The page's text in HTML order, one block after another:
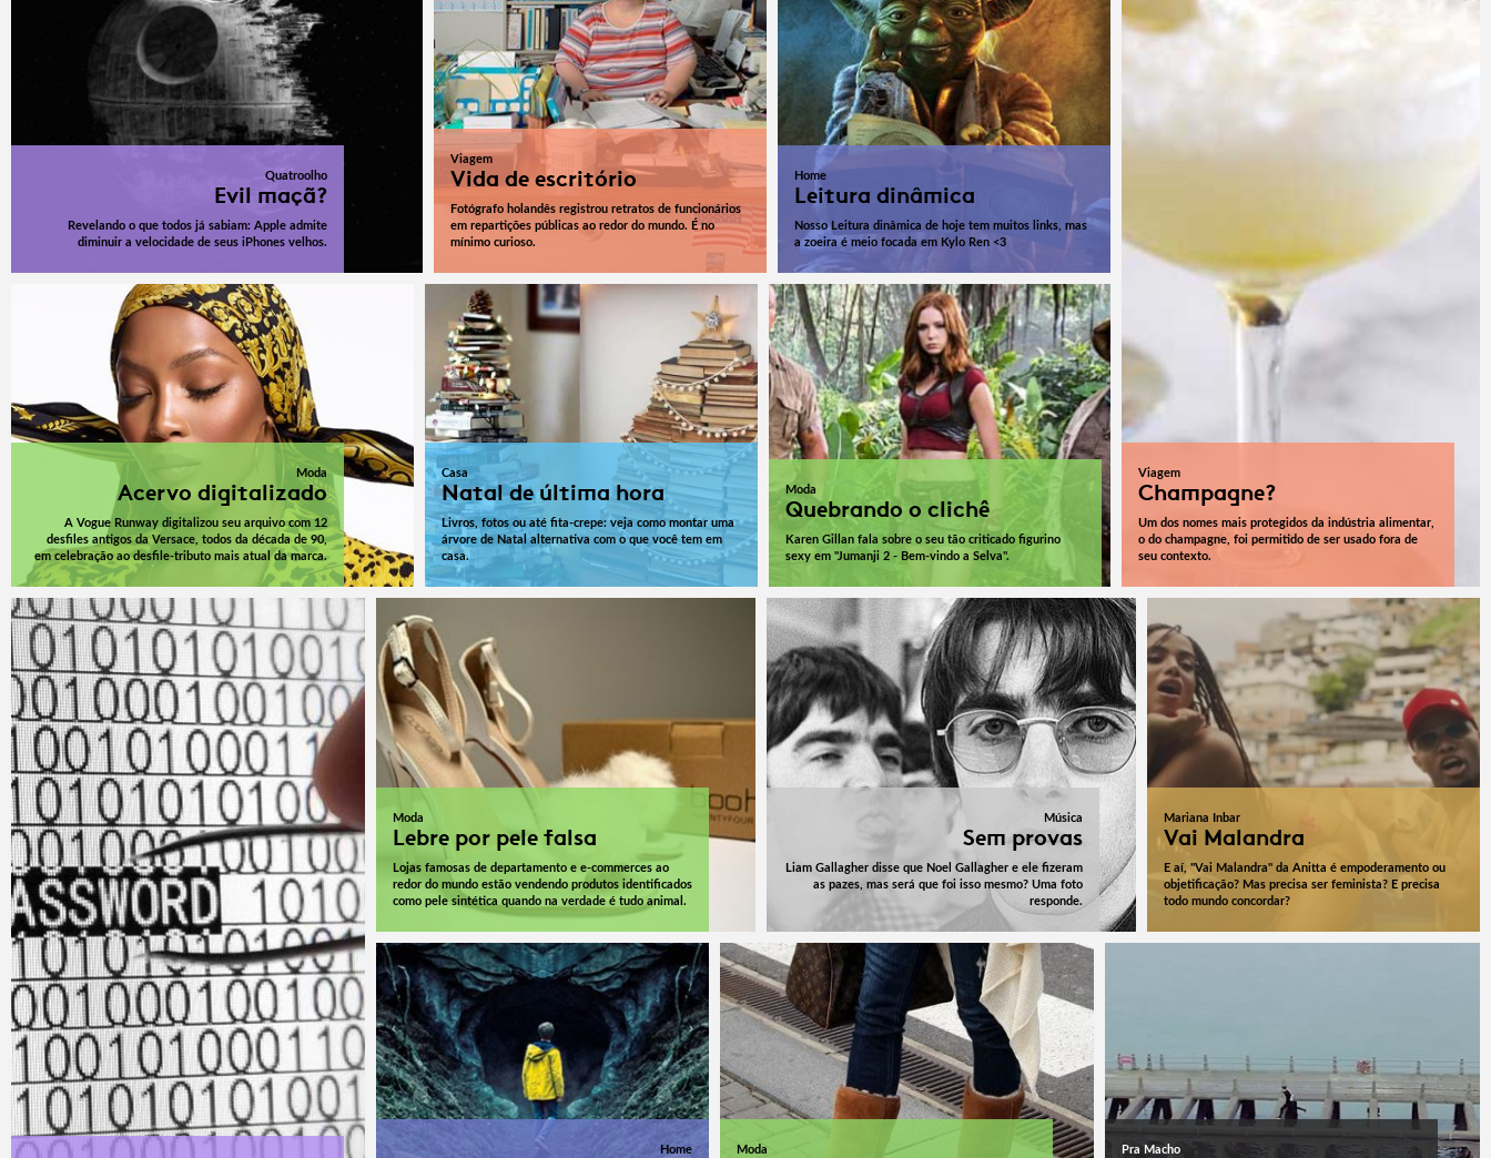
Quatroolho
Evil maçã?
Revelando o que todos já sabiam: Apple admite
diminuir a velocidade de seus iPhones velhos.
Viagem
Vida de escritório
Fotógrafo holandês registrou retratos de funcionários
em repartições públicas ao redor do mundo. É no
mínimo curioso.
Home
Leitura dinâmica
Nosso Leitura dinâmica de hoje tem muitos links, mas
a zoeira é meio focada em Kylo Ren <3
Moda
Acervo digitalizado
A Vogue Runway digitalizou seu arquivo com 12
desfiles antigos da Versace, todos da década de 90,
em celebração ao desfile-tributo mais atual da marca.
Casa
Natal de última hora
Livros, fotos ou até fita-crepe: veja como montar uma
árvore de Natal alternativa com o que você tem em
casa.
Moda
Quebrando o clichê
Karen Gillan fala sobre o seu tão criticado figurino
sexy em "Jumanji 2 - Bem-vindo a Selva".
Viagem
Champagne?
Um dos nomes mais protegidos da indústria alimentar,
o do champagne, foi permitido de ser usado fora de
seu contexto.
Moda
Lebre por pele falsa
Lojas famosas de departamento e e-commerces ao
redor do mundo estão vendendo produtos identificados
como pele sintética quando na verdade é tudo animal.
Música
Sem provas
Liam Gallagher disse que Noel Gallagher e ele fizeram
as pazes, mas será que foi isso mesmo? Uma foto
responde.
Mariana Inbar
Vai Malandra
E aí, "Vai Malandra" da Anitta é empoderamento ou
objetificação? Mas precisa ser feminista? E precisa
todo mundo concordar?
Home Moda Pra Macho